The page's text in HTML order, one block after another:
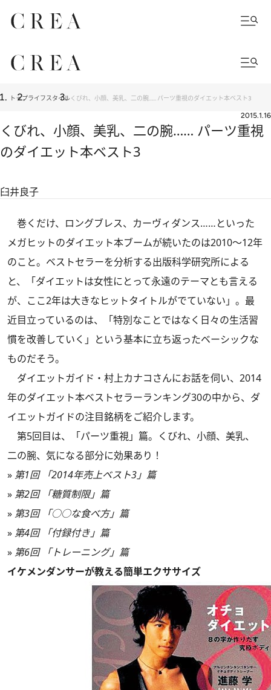
トップライフスタイルくびれ、小顔、美乳、二の腕…… パーツ重視のダイエット本ベスト3
2015.1.16
くびれ、小顔、美乳、二の腕…… パーツ重視
のダイエット本ベスト3
臼井良子
巻くだけ、ロングブレス、カーヴィダンス……といった
メガヒットのダイエット本ブームが続いたのは2010～12年
のこと。ベストセラーを分析する出版科学研究所による
と、「ダイエットは女性にとって永遠のテーマとも言える
が、ここ2年は大きなヒットタイトルがでていない」。最
近目立っているのは、「特別なことではなく日々の生活習
慣を改善していく」という基本に立ち返ったベーシックな
ものだそう。
ダイエットガイド・村上カナコさんにお話を伺い、2014
年のダイエット本ベストセラーランキング30の中から、ダ
イエットガイドの注目銘柄をご紹介します。
第5回目は、「パーツ重視」篇。くびれ、小顔、美乳、
二の腕、気になる部分に効果あり！
» 第1回 「2014年売上ベスト3」篇
» 第2回 「糖質制限」篇
» 第3回 「○○な食べ方」篇
» 第4回 「付録付き」篇
» 第6回 「トレーニング」篇
イケメンダンサーが教える簡単エクササイズ